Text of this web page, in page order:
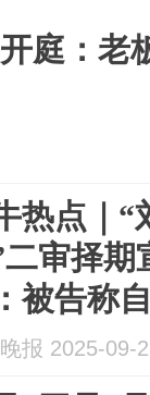
庭：老
热点｜“
二审择期
被告称
报 2025-09-